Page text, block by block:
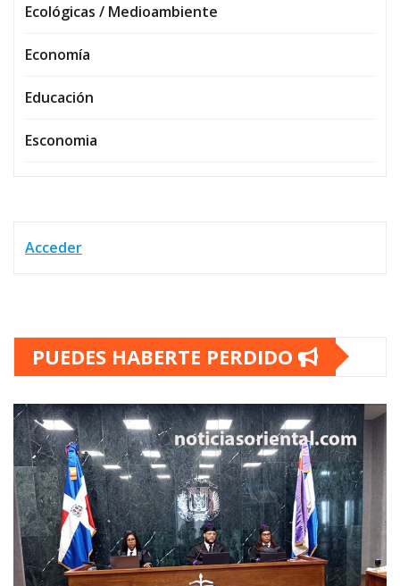
Ecológicas / Medioambiente
Economía
Educación
Esconomia
Acceder
PUEDES HABERTE PERDIDO